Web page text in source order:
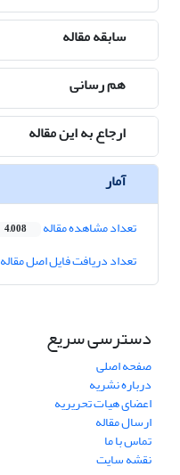
سابقه مقاله
هم رسانی
ارجاع به این مقاله
آمار
تعداد مشاهده مقاله 4,008
تعداد دریافت فایل اصل مقاله
دسترسی سریع
صفحه اصلی
درباره نشریه
اعضای هیات تحریریه
ارسال مقاله
تماس با ما
نقشه سایت